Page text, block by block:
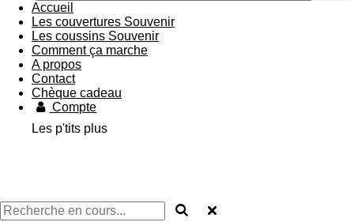
Accueil
Les couvertures Souvenir
Les coussins Souvenir
Comment ça marche
A propos
Contact
Chèque cadeau
Compte
Les p'tits plus